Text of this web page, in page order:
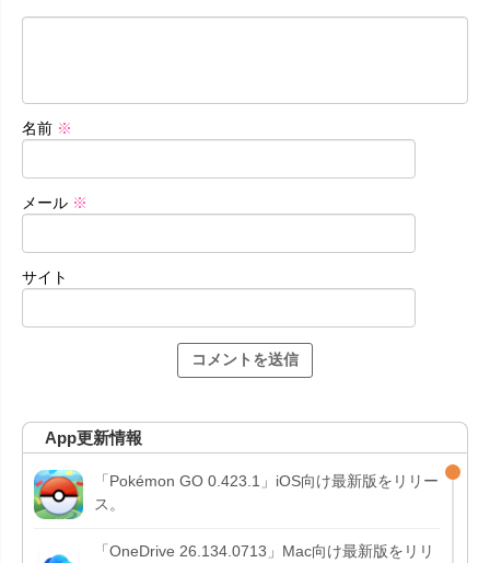
名前 ※
メール ※
サイト
App更新情報
「Pokémon GO 0.423.1」iOS向け最新版をリリー
ス。
「OneDrive 26.134.0713」Mac向け最新版をリリ